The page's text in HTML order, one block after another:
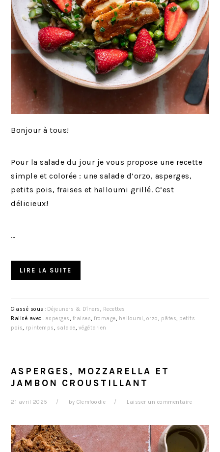
Bonjour à tous!
Pour la salade du jour je vous propose une recette
simple et colorée : une salade d’orzo, asperges,
petits pois, fraises et halloumi grillé. C’est
délicieux!
…
LIRE LA SUITE
Classé sous : Déjeuners & Dîners, Recettes
Balisé avec : asperges, fraises,fromage, halloumi, orzo, pâtes, petits
pois, rpintemps, salade, végétarien
ASPERGES, MOZZARELLA ET
JAMBON CROUSTILLANT
21 avril 2025 byClemfoodie Laisser un commentaire